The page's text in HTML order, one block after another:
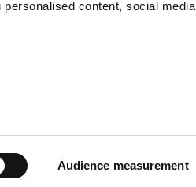
content, social media
Audience measurement
Sverige
Integritetspolicy